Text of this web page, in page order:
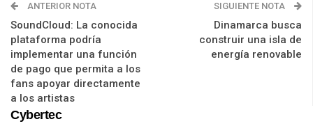
ANTERIOR NOTA
SoundCloud: La conocida
plataforma podría
implementar una función
de pago que permita a los
fans apoyar directamente
a los artistas
SIGUIENTE NOTA
Dinamarca busca
construir una isla de
energía renovable
Cybertec